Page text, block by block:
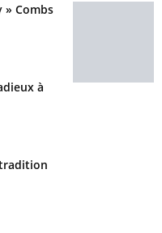
» Combs
à